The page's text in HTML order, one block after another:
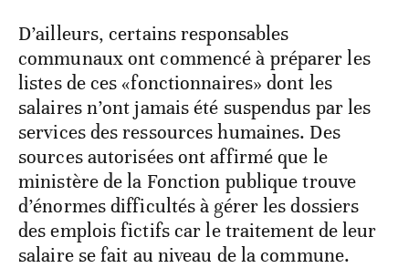
D’ailleurs, certains responsables
communaux ont commencé à préparer les
listes de ces «fonctionnaires» dont les
salaires n’ont jamais été suspendus par les
services des ressources humaines. Des
sources autorisées ont affirmé que le
ministère de la Fonction publique trouve
d’énormes difficultés à gérer les dossiers
des emplois fictifs car le traitement de leur
salaire se fait au niveau de la commune.